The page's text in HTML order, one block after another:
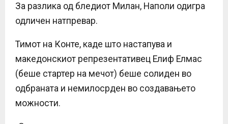
За разлика од бледиот Милан, Наполи одигра
одличен натпревар.
Тимот на Конте, каде што настапува и
македонскиот репрезентативец Елиф Елмас
(беше стартер на мечот) беше солиден во
одбраната и немилосрден во создавањето
можности.